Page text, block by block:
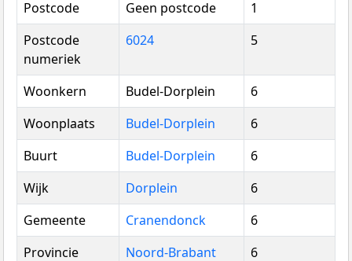
Postcode
Geen postcode
1
Postcode
numeriek
6024 5
Woonkern Budel-Dorplein
6
Woonplaats
Budel-Dorplein
6
Buurt
Budel-Dorplein
6
Wijk
Dorplein
6
Gemeente
Cranendonck
6
Provincie
Noord-Brabant
6